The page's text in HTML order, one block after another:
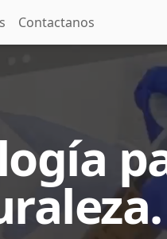
Contactanos